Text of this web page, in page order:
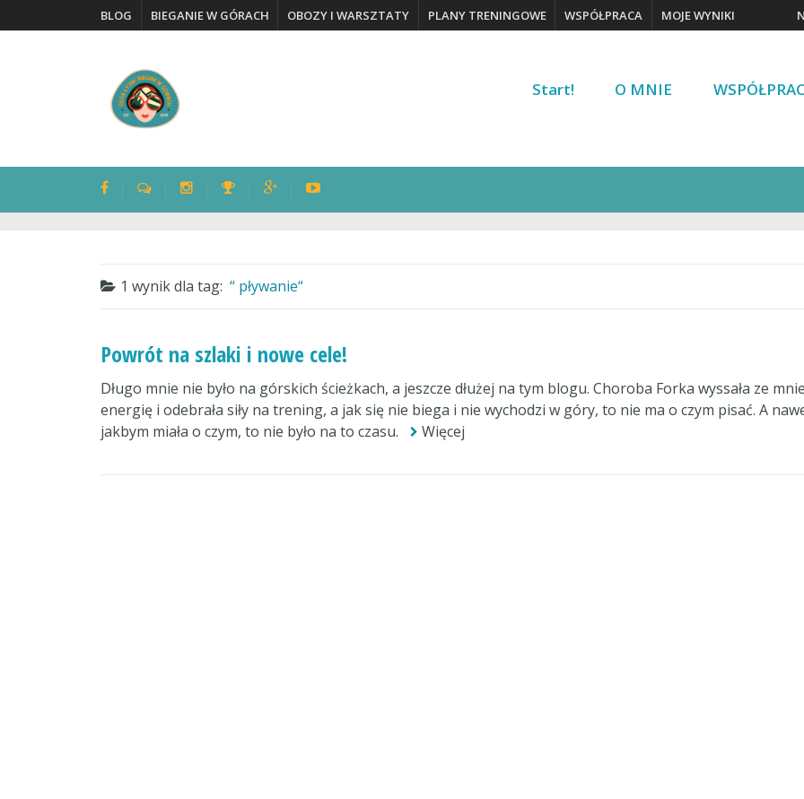
BLOG BIEGANIE W GÓRACH OBOZY I WARSZTATY PLANY TRENINGOWE WSPÓŁPRACA MOJE WYNIKI
Start! O MNIE
1 wynik dla tag: pływanie
Powrót na szlaki i nowe cele!
Długo mnie nie było na górskich ścieżkach, a jeszcze dłużej na tym blogu. Choroba Forka wyssała ze
energię i odebrała siły na trening, a jak się nie biega i nie wychodzi w góry, to nie ma o czym pisać. A
jakbym miała o czym, to nie było na to czasu.
Więcej